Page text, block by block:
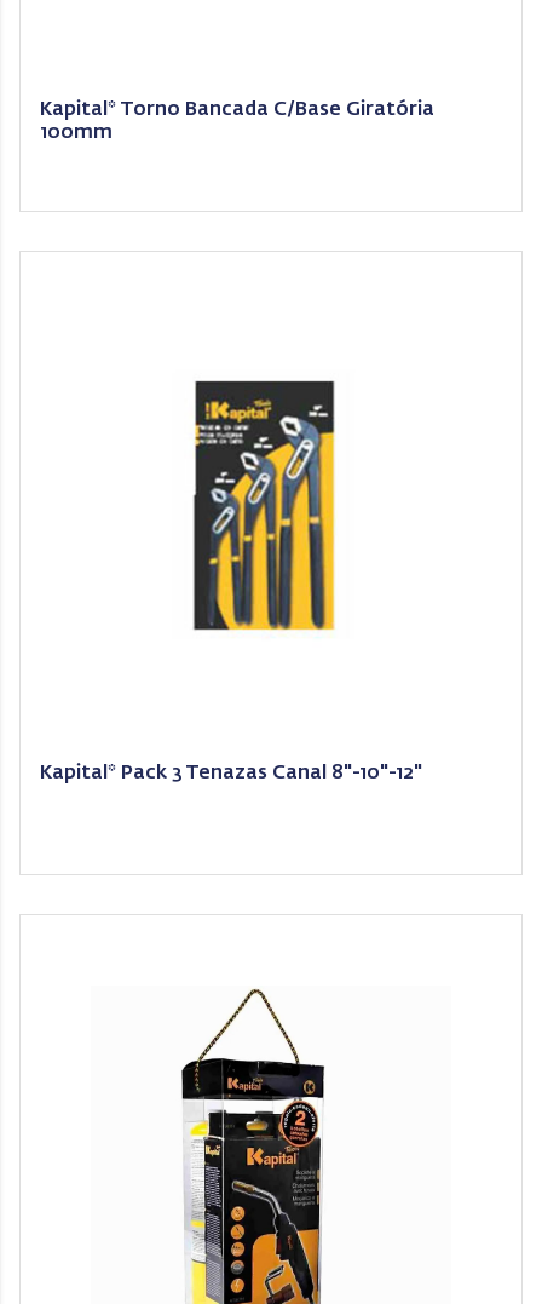
Kapital* Torno Bancada C/Base Giratória
100mm
Kapital* Pack 3 Tenazas Canal 8"-10"-12"